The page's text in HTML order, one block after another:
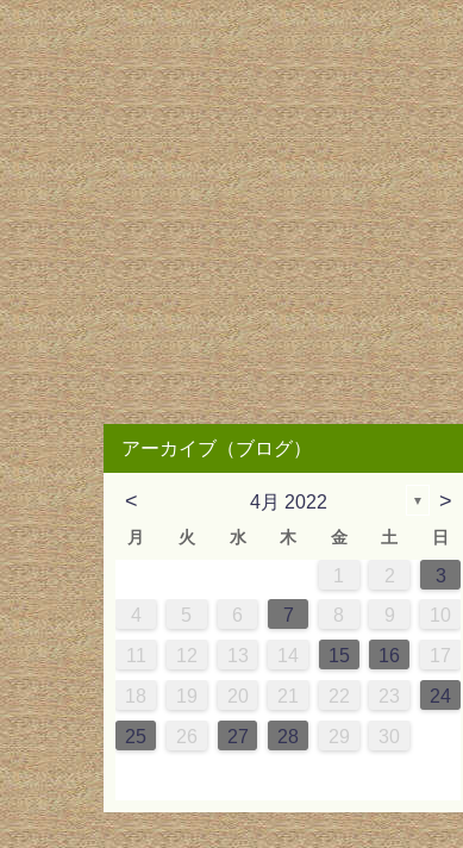
アーカイブ（ブログ）
< 4月 2022 ▼ >
月 火 水 木 金 土 日
2 3
9 10
16 17
23 24
30 31
3 4
10 11
17 18
24 25
6 7
13 14
20 21
27 28
2 3
9 10
16 17
23 24
30 31
4 5
11 12
18 19
25 26
1
7 8
14 15
21 22
28 29
2 3
9 10
16 17
23 24
30
5 6
12 13
19 20
26 27
1 2
8 9
15 16
22 23
29 30
4 5
11 12
18 19
25 26
3 4
10 11
17 18
24 25
31
6 7
13 14
20 21
27 28
2 3
9 10
16 17
23 24
30 31
4 5
11 12
18 19
25 26
1
7 8
14 15
21 22
28 29
1 2 3
4 5 6 7 8 9 10
11 12 13 14 15 16 17
18 19 20 21 22 23 24
25 26 27 28 29 30
5 6
12 13
19 20
26 27
1 2
8 9
15 16
22 23
29 30
3 4
10 11
17 18
24 25
6 7
13 14
20 21
27 28
6 7
13 14
20 21
27 28
2 3
9 10
16 17
23 24
30 31
5 6
12 13
19 20
26 27
1
7 8
14 15
21 22
28 29
3 4
10 11
17 18
24 25
31
2 3
9 10
16 17
23 24
30 31
4 5
11 12
18 19
25 26
1
7 8
14 15
21 22
28 29
1 2
8 9
15 16
22 23
29
4 5
11 12
18 19
25 26
1
7 8
14 15
21 22
28 29
2 3
9 10
16 17
23 24
30
1 2
8 9
15 16
22 23
29 30
4 5
11 12
18 19
25 26
2 3
9 10
16 17
23 24
30 31
1 2
8 9
15 16
22 23
29 30
4 5
11 12
18 19
25 26
1
7 8
14 15
21 22
28 29
2 3
9 10
16 17
23 24
30
5 6
12 13
19 20
26 27
3 4
10 11
17 18
24 25
6 7
13 14
20 21
27 28